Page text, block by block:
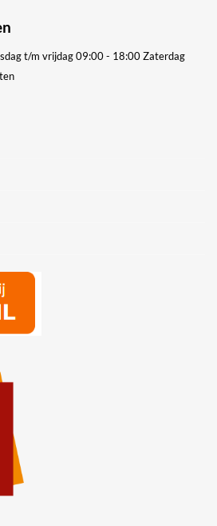
t/m vrijdag 09:00 - 18:00Zaterdag